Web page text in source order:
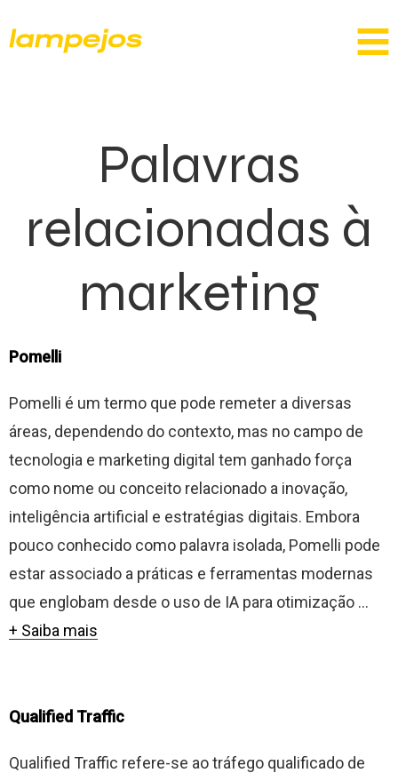
Palavras
relacionadas à
marketing
Pomelli
Pomelli é um termo que pode remeter a diversas
áreas, dependendo do contexto, mas no campo de
tecnologia e marketing digital tem ganhado força
como nome ou conceito relacionado a inovação,
inteligência artificial e estratégias digitais. Embora
pouco conhecido como palavra isolada, Pomelli pode
estar associado a práticas e ferramentas modernas
que englobam desde o uso de IA para otimização ...
+ Saiba mais
Qualified Traffic
Qualified Traffic refere-se ao tráfego qualificado de